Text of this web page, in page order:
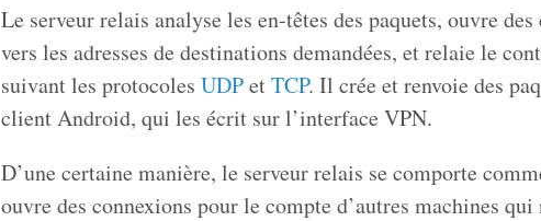
Le serveur relais analyse les en-têtes des paquets, ouvre
vers les adresses de destinations demandées, et relaie le
suivant les protocoles UDPetTCP. Il crée et renvoie des
client Android, qui les écrit sur l’interface VPN.
D’une certaine manière, le serveur relais se comporte
ouvre des connexions pour le compte d’autres machines qui